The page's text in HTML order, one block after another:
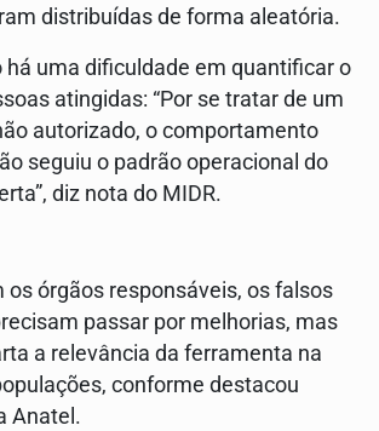
distribuídas de forma aleatória.
há uma dificuldade em quantificar o
atingidas: “Por se tratar de um
autorizado, o comportamento
seguiu o padrão operacional do
diz nota do MIDR.
os órgãos responsáveis, os falsos
passar por melhorias, mas
a relevância da ferramenta na
conforme destacou
Anatel.